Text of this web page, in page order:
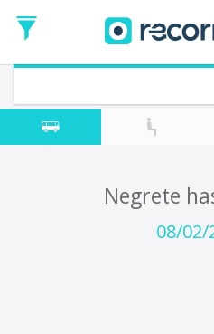
de
Ida
Vuelta (opcional)
Fecha
de
Negrete
08/02/